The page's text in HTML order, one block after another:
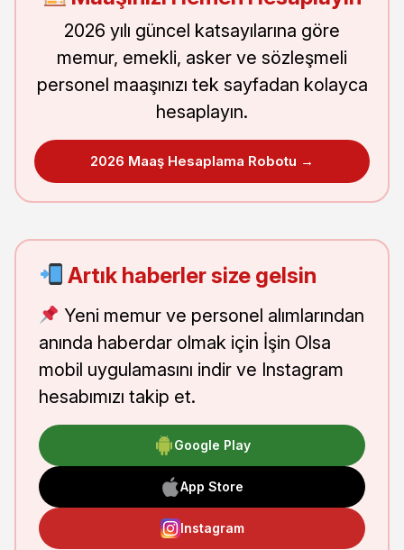
2026 yılı güncel katsayılarına göre
memur, emekli, asker ve sözleşmeli
personel maaşınızı tek sayfadan kolayca
hesaplayın.
2026 Maaş Hesaplama Robotu →
Artık haberler size gelsin
Yeni memur ve personel alımlarından
anında haberdar olmak için İşin Olsa
mobil uygulamasını indir ve Instagram
hesabımızı takip et.
Google Play
App Store
Instagram